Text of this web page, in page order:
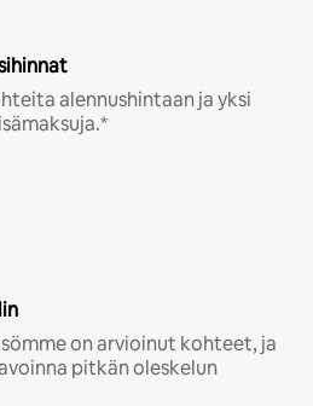
alennushintaan ja yksi
on arvioinut kohteet, ja
pitkän oleskelun